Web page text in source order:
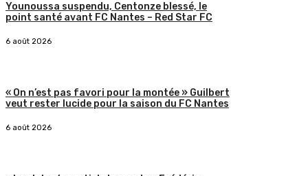
Younoussa suspendu, Centonze blessé, le
point santé avant FC Nantes – Red Star FC
6 août 2026
« On n’est pas favori pour la montée » Guilbert
veut rester lucide pour la saison du FC Nantes
6 août 2026